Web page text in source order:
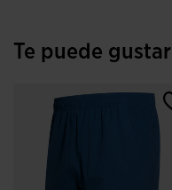
Te puede gustar